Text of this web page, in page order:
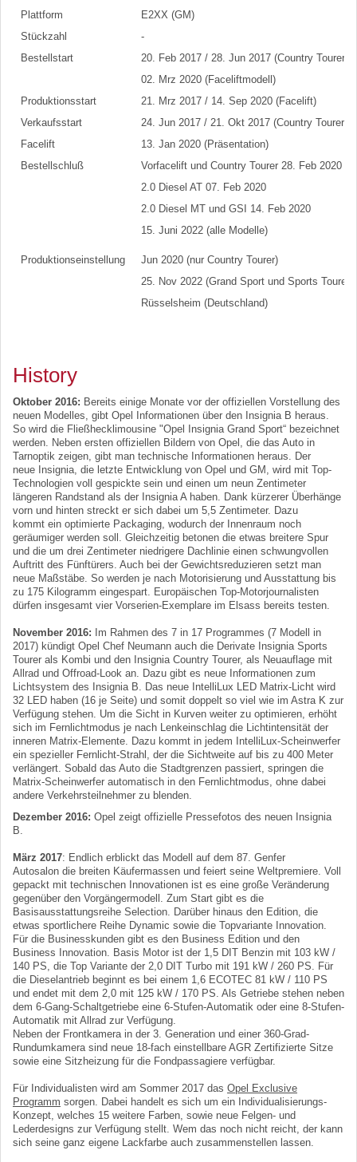
Plattform
E2XX (GM)
Stückzahl
-
Bestellstart
20. Feb 2017 / 28. Jun 2017 (Country Tourer)
02. Mrz 2020 (Faceliftmodell)
Produktionsstart
21. Mrz 2017 / 14. Sep 2020 (Facelift)
Verkaufsstart
24. Jun 2017 / 21. Okt 2017 (Country Tourer)
Facelift
13. Jan 2020 (Präsentation)
Bestellschluß
Vorfacelift und Country Tourer 28. Feb 2020
2.0 Diesel AT 07. Feb 2020
2.0 Diesel MT und GSI 14. Feb 2020
15. Juni 2022 (alle Modelle)
Produktionseinstellung
Jun 2020 (nur Country Tourer)
25. Nov 2022 (Grand Sport und Sports Tourer)
Rüsselsheim (Deutschland)
History
Oktober 2016: Bereits einige Monate vor der offiziellen Vorstellung des
neuen Modelles, gibt Opel Informationen über den Insignia B heraus.
So wird die Fließhecklimousine "Opel Insignia Grand Sport“ bezeichnet
werden. Neben ersten offiziellen Bildern von Opel, die das Auto in
Tarnoptik zeigen, gibt man technische Informationen heraus. Der
neue Insignia, die letzte Entwicklung von Opel und GM, wird mit Top-
Technologien voll gespickte sein und einen um neun Zentimeter
längeren Randstand als der Insignia A haben. Dank kürzerer Überhänge
vorn und hinten streckt er sich dabei um 5,5 Zentimeter. Dazu
kommt ein optimierte Packaging, wodurch der Innenraum noch
geräumiger werden soll. Gleichzeitig betonen die etwas breitere Spur
und die um drei Zentimeter niedrigere Dachlinie einen schwungvollen
Auftritt des Fünftürers. Auch bei der Gewichtsreduzieren setzt man
neue Maßstäbe. So werden je nach Motorisierung und Ausstattung bis
zu 175 Kilogramm eingespart. Europäischen Top-Motorjournalisten
dürfen insgesamt vier Vorserien-Exemplare im Elsass bereits testen.
November 2016: Im Rahmen des 7 in 17 Programmes (7 Modell in
2017) kündigt Opel Chef Neumann auch die Derivate Insignia Sports
Tourer als Kombi und den Insignia Country Tourer, als Neuauflage mit
Allrad und Offroad-Look an. Dazu gibt es neue Informationen zum
Lichtsystem des Insignia B. Das neue IntelliLux LED Matrix-Licht wird
32 LED haben (16 je Seite) und somit doppelt so viel wie im Astra K zur
Verfügung stehen. Um die Sicht in Kurven weiter zu optimieren, erhöht
sich im Fernlichtmodus je nach Lenkeinschlag die Lichtintensität der
inneren Matrix-Elemente. Dazu kommt in jedem IntelliLux-Scheinwerfer
ein spezieller Fernlicht-Strahl, der die Sichtweite auf bis zu 400 Meter
verlängert. Sobald das Auto die Stadtgrenzen passiert, springen die
Matrix-Scheinwerfer automatisch in den Fernlichtmodus, ohne dabei
andere Verkehrsteilnehmer zu blenden.
Dezember 2016: Opel zeigt offizielle Pressefotos des neuen Insignia
B.
März 2017: Endlich erblickt das Modell auf dem 87. Genfer
Autosalon die breiten Käufermassen und feiert seine Weltpremiere. Voll
gepackt mit technischen Innovationen ist es eine große Veränderung
gegenüber den Vorgängermodell. Zum Start gibt es die
Basisausstattungsreihe Selection. Darüber hinaus den Edition, die
etwas sportlichere Reihe Dynamic sowie die Topvariante Innovation.
Für die Businesskunden gibt es den Business Edition und den
Business Innovation. Basis Motor ist der 1,5 DIT Benzin mit 103 kW /
140 PS, die Top Variante der 2,0 DIT Turbo mit 191 kW / 260 PS. Für
die Dieselantrieb beginnt es bei einem 1,6 ECOTEC 81 kW / 110 PS
und endet mit dem 2,0 mit 125 kW / 170 PS. Als Getriebe stehen neben
dem 6-Gang-Schaltgetriebe eine 6-Stufen-Automatik oder eine 8-Stufen-
Automatik mit Allrad zur Verfügung.
Neben der Frontkamera in der 3. Generation und einer 360-Grad-
Rundumkamera sind neue 18-fach einstellbare AGR Zertifizierte Sitze
sowie eine Sitzheizung für die Fondpassagiere verfügbar.
Für Individualisten wird am Sommer 2017 das Opel Exclusive
Programm sorgen. Dabei handelt es sich um ein Individualisierungs-
Konzept, welches 15 weitere Farben, sowie neue Felgen- und
Lederdesigns zur Verfügung stellt. Wem das noch nicht reicht, der kann
sich seine ganz eigene Lackfarbe auch zusammenstellen lassen.